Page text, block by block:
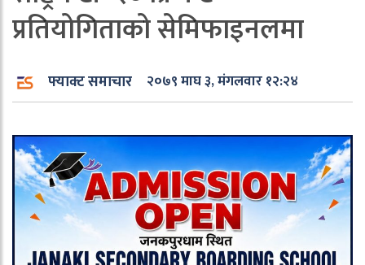
प्रतियोगिताको सेमिफाइनलमा
फ्याक्ट समाचार २०७९ माघ ३, मंगलवार १२:२४